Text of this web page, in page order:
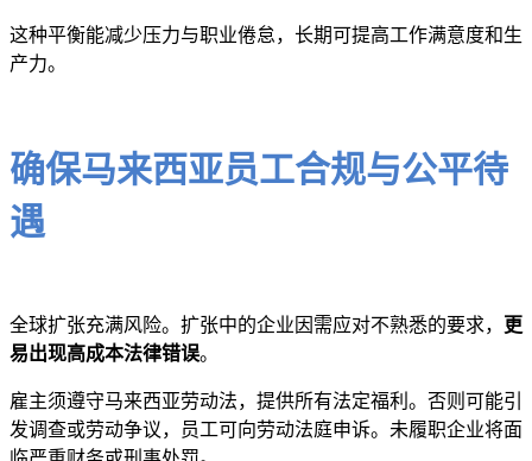
这种平衡能减少压力与职业倦怠，长期可提高工作满意度和生
产力。
确保马来西亚员工合规与公平待
遇
全球扩张充满风险。扩张中的企业因需应对不熟悉的要求，
更
易出现高成本法律错误。
雇主须遵守马来西亚劳动法，提供所有法定福利。否则可能引
发调查或劳动争议，员工可向劳动法庭申诉。未履职企业将面